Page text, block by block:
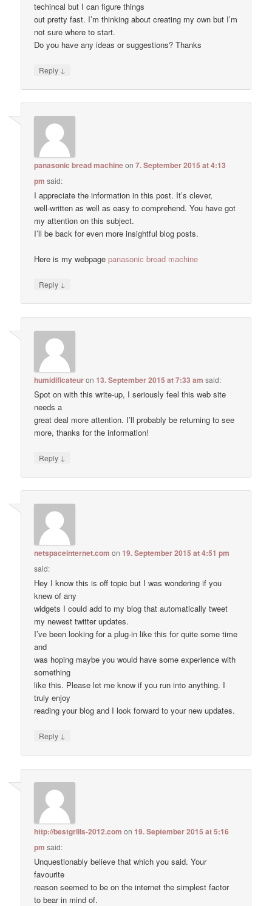
techincal but I can figure things
out pretty fast. I’m thinking about creating my own but I’m
not sure where to start.
Do you have any ideas or suggestions? Thanks
Reply ↓
panasonic bread machineon7. September 2015 at 4:13
pm said:
I appreciate the information in this post. It’s clever,
well-written as well as easy to comprehend. You have got
my attention on this subject.
I’ll be back for even more insightful blog posts.
Here is my webpagepanasonic bread machine
Reply ↓
humidificateuron13. September 2015 at 7:33 am said:
Spot on with this write-up, I seriously feel this web site
needs a
great deal more attention. I’ll probably be returning to see
more, thanks for the information!
Reply ↓
netspaceinternet.com on19. September 2015 at 4:51 pm
said:
Hey I know this is off topic but I was wondering if you
knew of any
widgets I could add to my blog that automatically tweet
my newest twitter updates.
I’ve been looking for a plug-in like this for quite some time
and
was hoping maybe you would have some experience with
something
like this. Please let me know if you run into anything. I
truly enjoy
reading your blog and I look forward to your new updates.
Reply ↓
http://bestgrills-2012.com on19. September 2015 at 5:16
pm said:
Unquestionably believe that which you said. Your
favourite
reason seemed to be on the internet the simplest factor
to bear in mind of.